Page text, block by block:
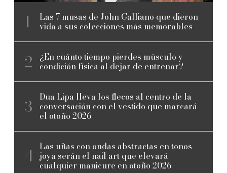
Las 7 musas de John Galliano que dieron
vida a sus colecciones más memorables
¿En cuánto tiempo pierdes músculo y
condición física al dejar de entrenar?
Dua Lipa lleva los flecos al centro de la
conversación con el vestido que marcará
el otoño 2026
Las uñas con ondas abstractas en tonos
joya serán el nail art que elevará
cualquier manicure en otoño 2026